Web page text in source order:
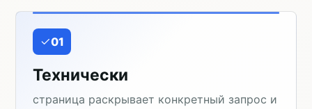
01
Технически
страница раскрывает конкретный запрос и